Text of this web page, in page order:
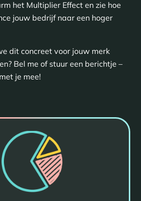
het Multiplier Effect en zie hoe
jouw bedrijf naar een hoger
dit concreet voor jouw merk
Bel me of stuur een berichtje –
je mee!